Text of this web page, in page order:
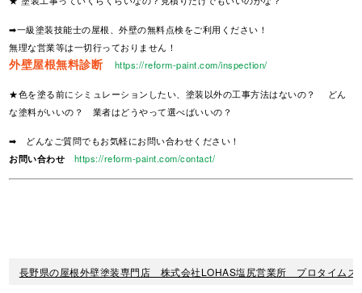
➡一級塗装技能士の屋根、外壁の無料点検をご利用ください！
無理な営業等は一切行っておりません！
外壁屋根無料診断 https://reform-paint.com/inspection/
★色を塗る前にシミュレーションしたい、塗装以外の工事方法はないの？ どん
な塗料がいいの？ 業者はどうやって選べばいいの？
➡ どんなご質問でもお気軽にお問い合わせください！
お問い合わせ
https://reform-paint.com/contact/
長野県の屋根外壁塗装専門店 株式会社LOHAS塩尻営業所 プロタイムズ